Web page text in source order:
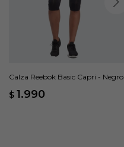
Calza Reebok Basic Capri - Negro
$ 1.990